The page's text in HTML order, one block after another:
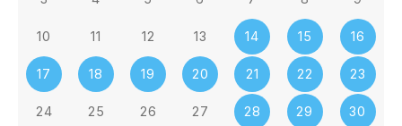
10 11 12 13 14 15 16
17 18 19 20 21 22 23
24 25 26 27 28 29 30